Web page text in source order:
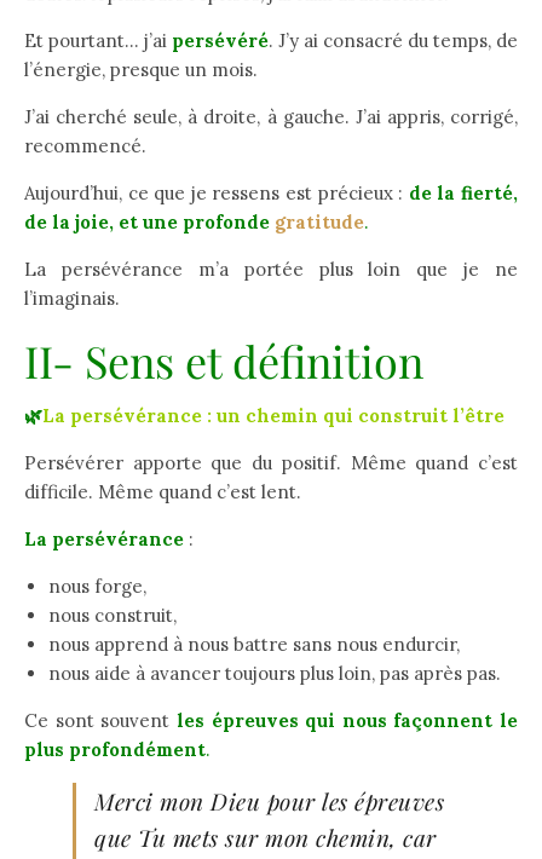
Et pourtant… j’ai persévéré. J’y ai consacré du temps, de
l’énergie, presque un mois.
J’ai cherché seule, à droite, à gauche. J’ai appris, corrigé,
recommencé.
Aujourd’hui, ce que je ressens est précieux : de la fierté,
de la joie, et une profonde gratitude.
La persévérance m’a portée plus loin que je ne
l’imaginais.
II- Sens et définition
🌿La persévérance : un chemin qui construit l’être
Persévérer apporte que du positif. Même quand c’est
difficile. Même quand c’est lent.
La persévérance :
nous forge,
nous construit,
nous apprend à nous battre sans nous endurcir,
nous aide à avancer toujours plus loin, pas après pas.
Ce sont souvent les épreuves qui nous façonnent le
plus profondément.
Merci mon Dieu pour les épreuves
que Tu mets sur mon chemin, car